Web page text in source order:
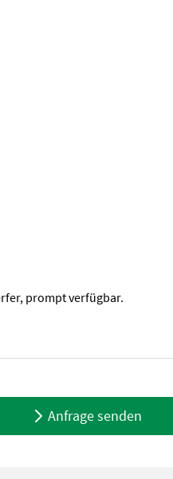
prompt verfügbar.
mm Gesamthöhe: 2.360
Anfrage senden